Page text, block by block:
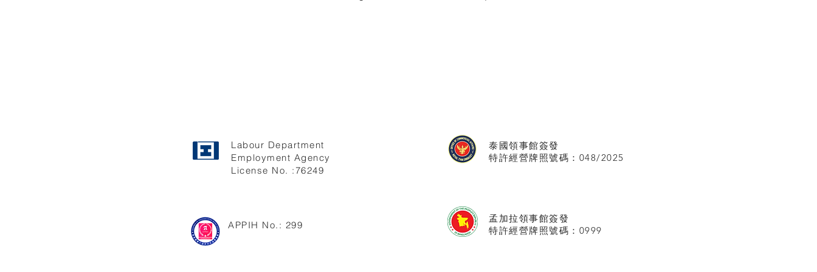
Labour Department
Employment Agency
License No. :76249
APPIH No.: 299
孟加拉領事館簽發
特許經營牌照號碼：0999
泰國領事館簽發
特許經營牌照號碼：048/2025